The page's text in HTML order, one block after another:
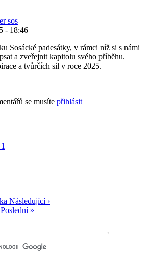
- 18:46
Sosácké padesátky, v rámci níž si s námi
a zveřejnit kapitolu svého příběhu.
a tvůrčích sil v roce 2025.
se musíte přihlásit
1
Následující ›
Poslední »